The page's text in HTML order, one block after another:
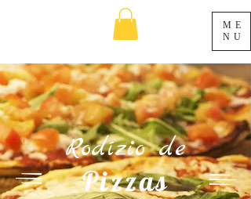
ME
NU
Pizzas
Rodízio de